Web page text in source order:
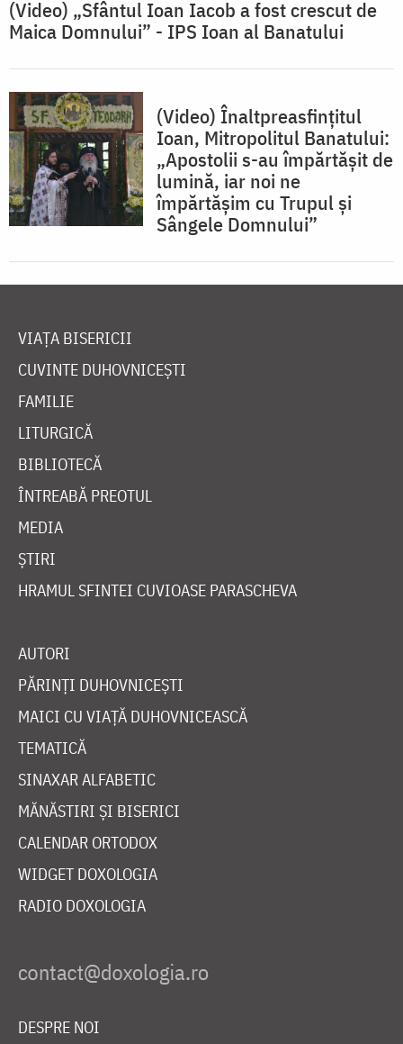
(Video) „Sfântul Ioan Iacob a fost crescut de
Maica Domnului” - IPS Ioan al Banatului
(Video) Înaltpreasfințitul
Ioan, Mitropolitul Banatului:
„Apostolii s-au împărtășit de
lumină, iar noi ne
împărtășim cu Trupul și
Sângele Domnului”
VIAȚA BISERICII
CUVINTE DUHOVNICEȘTI
FAMILIE
LITURGICĂ
BIBLIOTECĂ
ÎNTREABĂ PREOTUL
MEDIA
ȘTIRI
HRAMUL SFINTEI CUVIOASE PARASCHEVA
AUTORI
PĂRINȚI DUHOVNICEȘTI
MAICI CU VIAȚĂ DUHOVNICEASCĂ
TEMATICĂ
SINAXAR ALFABETIC
MĂNĂSTIRI ȘI BISERICI
CALENDAR ORTODOX
WIDGET DOXOLOGIA
RADIO DOXOLOGIA
DESPRE NOI